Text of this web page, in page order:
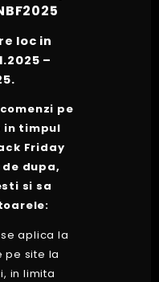
loc in
–
.
pe
in timpul
Friday
dupa,
si sa
aplica la
pe site la
in limita